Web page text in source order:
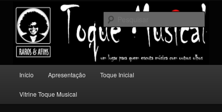
conteúdo
principalToque Musical
Um lugar para quem escuta música com outros olhos.
principal
Início Apresentação Toque Inicial
Vitrine Toque Musical